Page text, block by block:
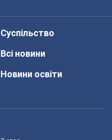
Суспільство
Всі новини
Новини освіти